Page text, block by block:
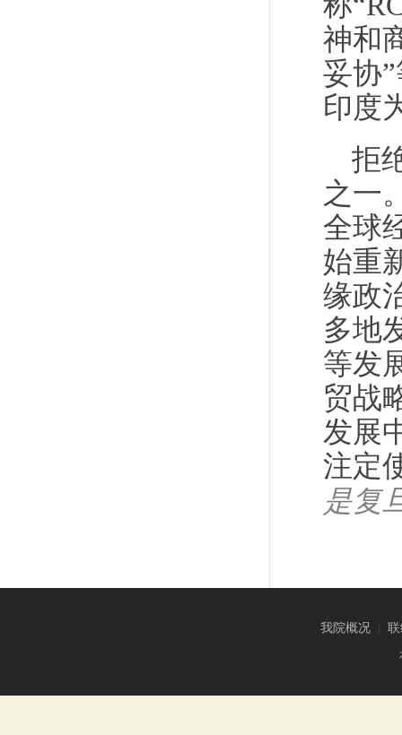
神和
妥协
印度
拒
之一
全球
始重
缘政
多地
等发
贸战
发展
注定
是复
我院概况